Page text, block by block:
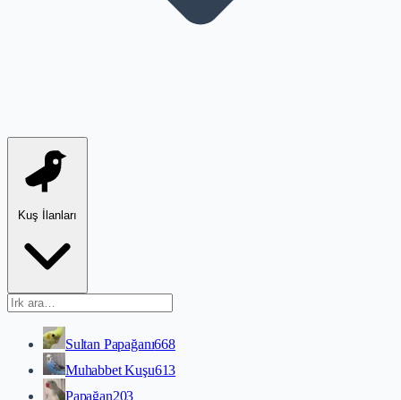
Kuş İlanları
Sultan Papağanı668
Muhabbet Kuşu613
Papağan203